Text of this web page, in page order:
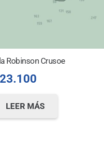
Robinson Crusoe
23.100
LEER MÁS